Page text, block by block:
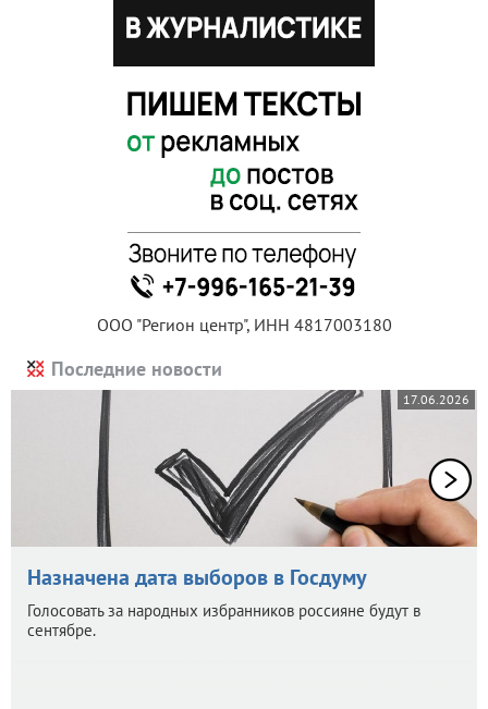
ООО "Регион центр", ИНН 4817003180
Последние новости
17.06.2026
Назначена дата выборов в Госдуму
Голосовать за народных избранников россияне будут в
сентябре.